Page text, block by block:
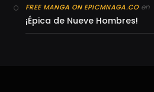
FREE MANGA ON EPICMNAGA.COen
¡Épica de Nueve Hombres!